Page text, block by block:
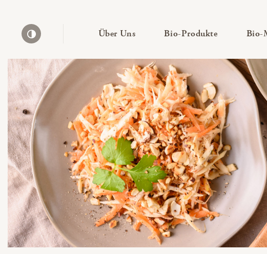
Über Uns— Untermenü ausklappen
Bio-Produkte— Bio-